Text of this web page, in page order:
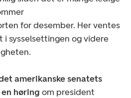
for desember. Her ventes
sysselsettingen og videre
amerikanske senatets
høring om president